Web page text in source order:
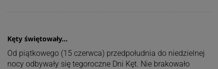
Kęty świętowały…
Od piątkowego (15 czerwca) przedpołudnia do niedzielnej
nocy odbywały się tegoroczne Dni Kęt. Nie brakowało